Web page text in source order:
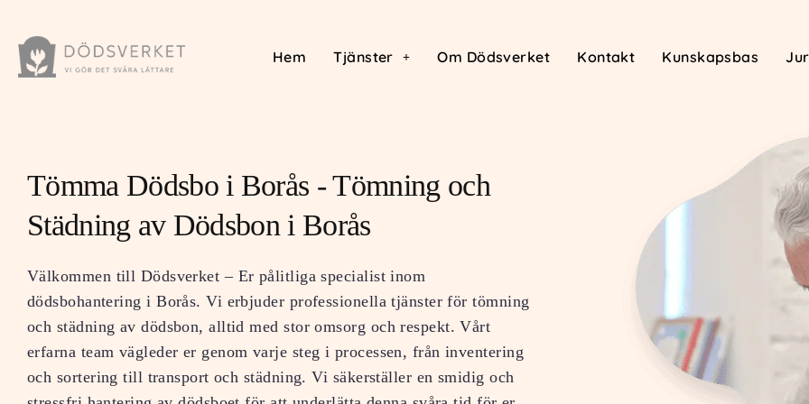
Hem Tjänster Om Dödsverket Kontakt Kunskapsbas
Tömma Dödsbo i Borås - Tömning och
Städning av Dödsbon i Borås
Välkommen till Dödsverket – Er pålitliga specialist inom
dödsbohantering i Borås. Vi erbjuder professionella tjänster för tömning
och städning av dödsbon, alltid med stor omsorg och respekt. Vårt
erfarna team vägleder er genom varje steg i processen, från inventering
och sortering till transport och städning. Vi säkerställer en smidig och